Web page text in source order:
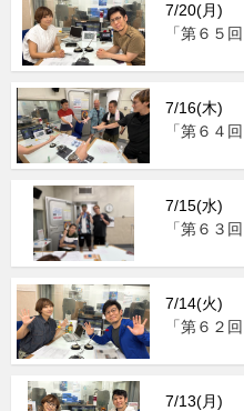
7/20(月)
「第６５回
7/16(木)
「第６４回
7/15(水)
「第６３回
7/14(火)
「第６２回
7/13(月)